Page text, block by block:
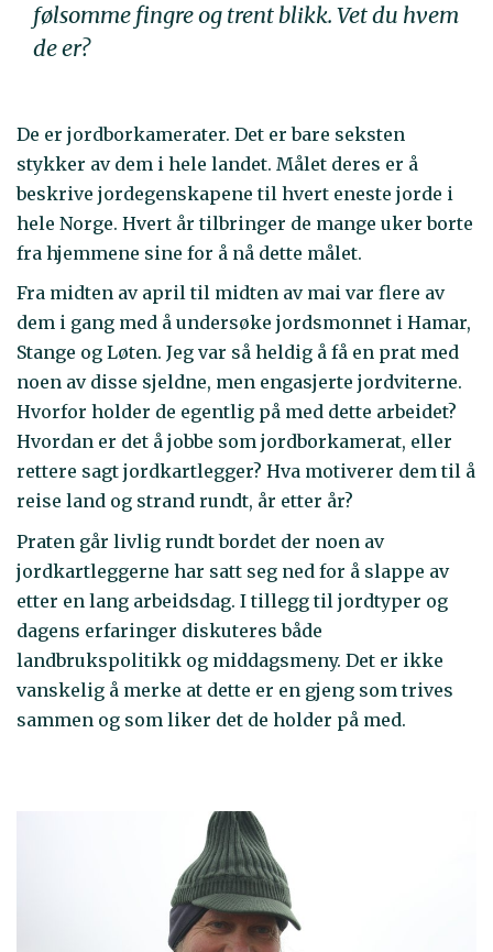
følsomme fingre og trent blikk. Vet du hvem
de er?
De er jordborkamerater. Det er bare seksten
stykker av dem i hele landet. Målet deres er å
beskrive jordegenskapene til hvert eneste jorde i
hele Norge. Hvert år tilbringer de mange uker borte
fra hjemmene sine for å nå dette målet.
Fra midten av april til midten av mai var flere av
dem i gang med å undersøke jordsmonnet i Hamar,
Stange og Løten. Jeg var så heldig å få en prat med
noen av disse sjeldne, men engasjerte jordviterne.
Hvorfor holder de egentlig på med dette arbeidet?
Hvordan er det å jobbe som jordborkamerat, eller
rettere sagt jordkartlegger? Hva motiverer dem til å
reise land og strand rundt, år etter år?
Praten går livlig rundt bordet der noen av
jordkartleggerne har satt seg ned for å slappe av
etter en lang arbeidsdag. I tillegg til jordtyper og
dagens erfaringer diskuteres både
landbrukspolitikk og middagsmeny. Det er ikke
vanskelig å merke at dette er en gjeng som trives
sammen og som liker det de holder på med.